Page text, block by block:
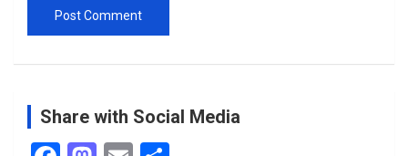
Share with Social Media